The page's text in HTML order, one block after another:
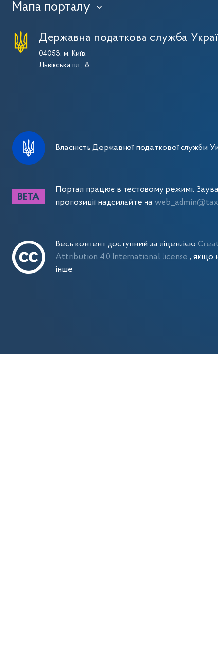
Мапа порталу ›
Державна податкова служба
04053, м. Київ,
Львівська пл., 8
Власність Державної податкової служби
Портал працює в тестовому режимі.
пропозиції надсилайте на
Весь контент доступний за ліцензією
Attribution 4.0 International license, якщо
інше.